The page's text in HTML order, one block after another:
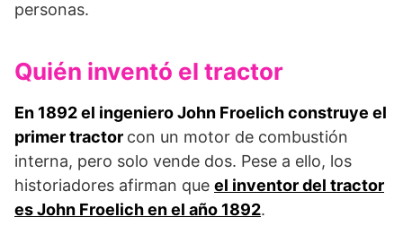
personas.
Quién inventó el tractor
En 1892 el ingeniero John Froelich construye el
primer tractor con un motor de combustión
interna, pero solo vende dos. Pese a ello, los
historiadores afirman que el inventor del tractor
es John Froelich en el año 1892.